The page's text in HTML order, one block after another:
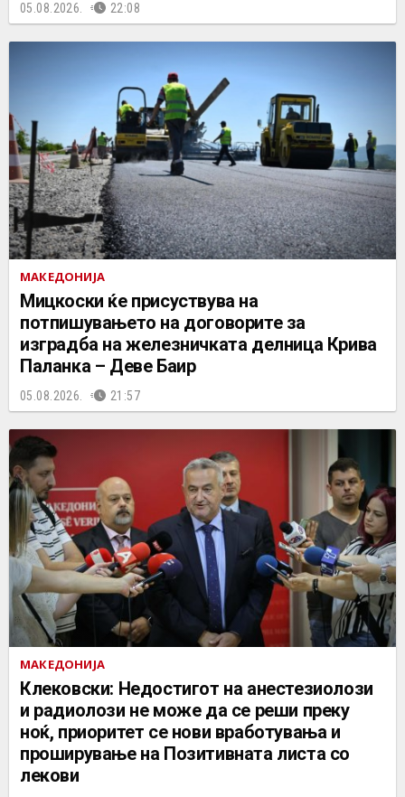
05.08.2026. 22:08
МАКЕДОНИЈА
Мицкоски ќе присуствува на
потпишувањето на договорите за
изградба на железничката делница Крива
Паланка – Деве Баир
05.08.2026. 21:57
МАКЕДОНИЈА
Клековски: Недостигот на анестезиолози
и радиолози не може да се реши преку
ноќ, приоритет се нови вработувања и
проширување на Позитивната листа со
лекови